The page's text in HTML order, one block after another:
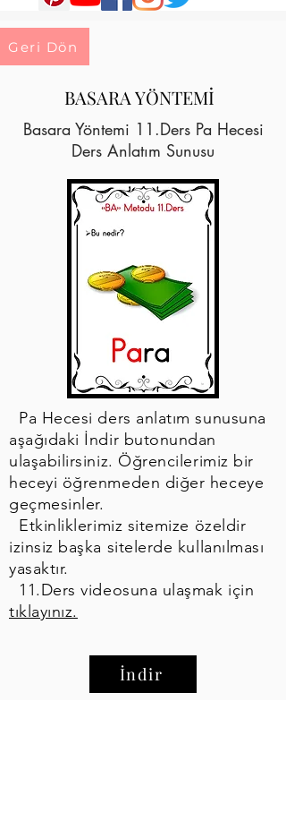
Geri Dön
BASARA YÖNTEMİ
Basara Yöntemi 11.Ders Pa Hecesi
Ders Anlatım Sunusu
Pa Hecesi ders anlatım sunusuna
aşağıdaki İndir butonundan
ulaşabilirsiniz. Öğrencilerimiz bir
heceyi öğrenmeden diğer heceye
geçmesinler.
Etkinliklerimiz sitemize özeldir
izinsiz başka sitelerde kullanılması
yasaktır.
11.Ders videosuna ulaşmak için
tıklayınız.
İndir